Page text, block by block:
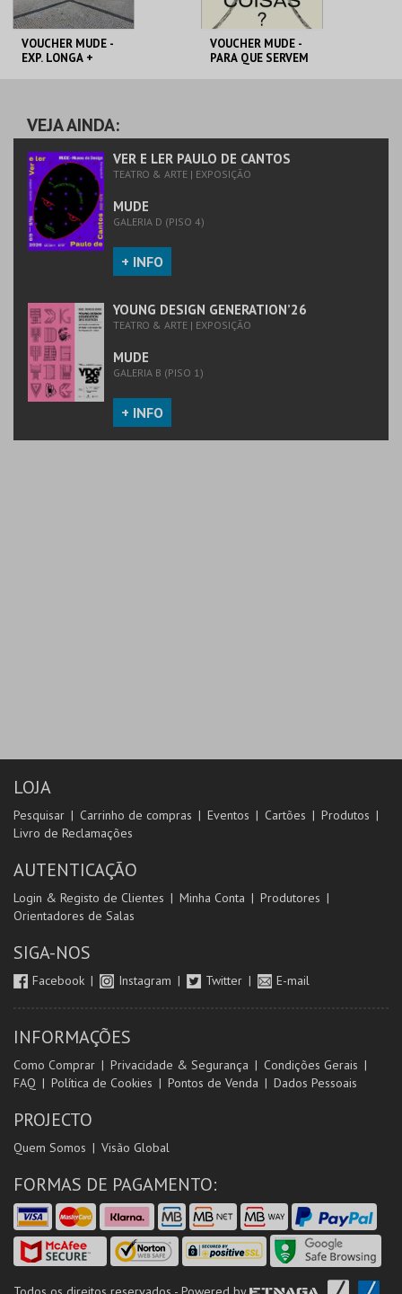
VOUCHER MUDE -
EXP. LONGA +
PREÇO INTEIRO
MAIS INFO
COMPRAR
VOUCHER MUDE -
PARA QUE SERVEM
MAIS INFO
VEJA AINDA:
VER E LER PAULO DE CANTOS
TEATRO & ARTE | EXPOSIÇÃO
MUDE
GALERIA D (PISO 4)
+ INFO
YOUNG DESIGN GENERATION’26
TEATRO & ARTE | EXPOSIÇÃO
MUDE
GALERIA B (PISO 1)
+ INFO
LOJA
Pesquisar Carrinho de compras Eventos Cartões
Produtos
Livro de Reclamações
AUTENTICAÇÃO
Login & Registo de Clientes Minha Conta
Produtores
Orientadores de Salas
SIGA-NOS
Facebook Instagram Twitter E-mail
INFORMAÇÕES
Como Comprar Privacidade & Segurança
Condições Gerais
FAQ
Política de Cookies Pontos de Venda Dados Pessoais
PROJECTO
Quem Somos Visão Global
FORMAS DE PAGAMENTO: